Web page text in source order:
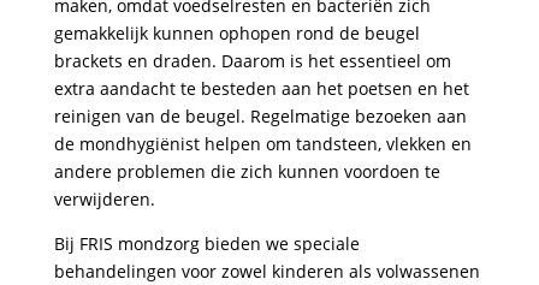
maken, omdat voedselresten en bacteriën zich
gemakkelijk kunnen ophopen rond de beugel
brackets en draden. Daarom is het essentieel om
extra aandacht te besteden aan het poetsen en het
reinigen van de beugel. Regelmatige bezoeken aan
de mondhygiënist helpen om tandsteen, vlekken en
andere problemen die zich kunnen voordoen te
verwijderen.
Bij FRIS mondzorg bieden we speciale
behandelingen voor zowel kinderen als volwassenen